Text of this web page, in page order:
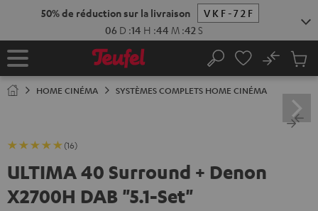
Page
Rechercher
No
panier
HOME CINÉMA SYSTÈMES COMPLETS HOME CINÉMA
(16)
ULTIMA 40 Surround + Denon
X2700H DAB "5.1-Set"